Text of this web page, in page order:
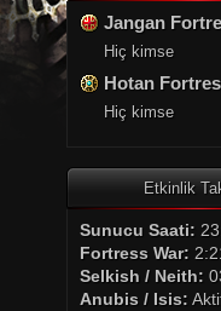
Jangan
Hiç kimse
Hotan
Hiç kimse
Etkinlik
Sunucu Saati:
Fortress War:
Selkish / Neith:
Anubis / Isis: